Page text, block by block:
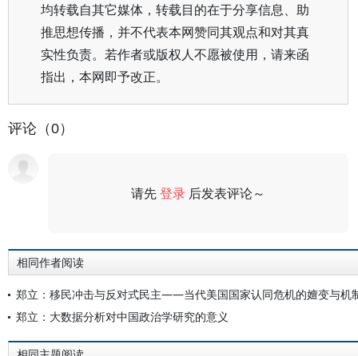
均转载自其它媒体，转载目的在于分享信息、助
推思想传播，并不代表本网赞同其观点和对其真
实性负责。若作者或版权人不愿被使用，请来函
指出，本网即予改正。
评论（0）
请先登录 后发表评论～
相同作者阅读
郑立：移民冲击与反对式民主——当代美国国家认同危机的嬗变与机
郑立：大数据分析对中国政治学研究的意义